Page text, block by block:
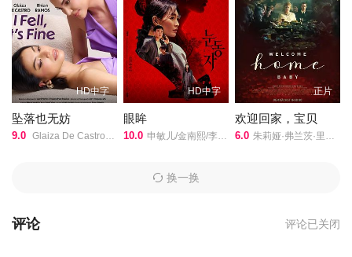
HD中字
坠落也无妨
9.0 Glaiza De Castro/Rhian Ramos/
HD中字
眼眸
10.0 申敏儿/金南熙/李承勇/金英雅/
正片
欢迎回家，宝贝
6.0 朱莉娅·弗兰茨·里克特/雷努特·舒尔腾·范·艾查特/杰尔蒂·德拉斯尔/玛利亚·霍夫斯塔尔/格哈德·利伯曼/
换一换
评论 评论已关闭